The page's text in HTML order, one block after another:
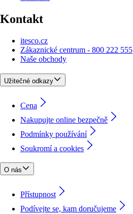
Kontakt
itesco.cz
Zákaznické centrum - 800 222 555
Naše obchody
Užitečné odkazy
Cena
Nakupujte online bezpečně
Podmínky používání
Soukromí a cookies
O nás
Přístupnost
Podívejte se, kam doručujeme